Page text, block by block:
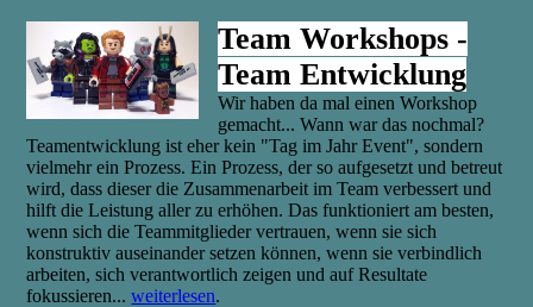
Team Workshops -
Team Entwicklung
Wir haben da mal einen Workshop
gemacht... Wann war das nochmal?
Teamentwicklung ist eher kein "Tag im Jahr Event", sondern
vielmehr ein Prozess. Ein Prozess, der so aufgesetzt und betreut
wird, dass dieser die Zusammenarbeit im Team verbessert und
hilft die Leistung aller zu erhöhen. Das funktioniert am besten,
wenn sich die Teammitglieder vertrauen, wenn sie sich
konstruktiv auseinander setzen können, wenn sie verbindlich
arbeiten, sich verantwortlich zeigen und auf Resultate
fokussieren...weiterlesen.